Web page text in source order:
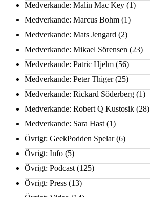
Medverkande: Malin Mac Key (1)
Medverkande: Marcus Bohm (1)
Medverkande: Mats Jengard (2)
Medverkande: Mikael Sörensen (23)
Medverkande: Patric Hjelm (56)
Medverkande: Peter Thiger(25)
Medverkande: Rickard Söderberg (1)
Medverkande: Robert Q Kustosik (28)
Medverkande: Sara Hast (1)
Övrigt: GeekPodden Spelar(6)
Övrigt: Info (5)
Övrigt: Podcast (125)
Övrigt: Press (13)